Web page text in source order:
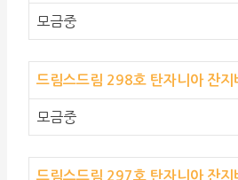
모금중
드림스드림 298호 탄자니아 잔지
모금중
드림스드림 297호 탄자니아 잔지